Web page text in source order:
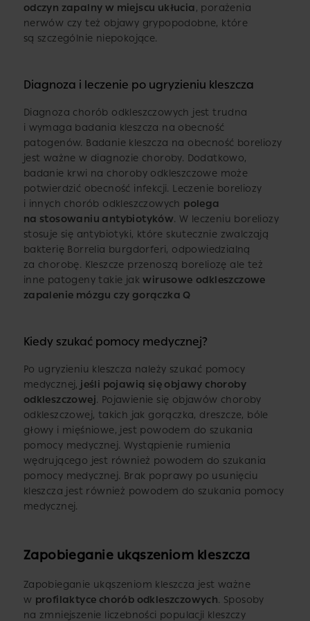
odczyn zapalny w miejscu ukłucia, porażenia
nerwów czy też objawy grypopodobne, które
są szczególnie niepokojące.
Diagnoza i leczenie po ugryzieniu kleszcza
Diagnoza chorób odkleszczowych jest trudna
i wymaga badania kleszcza na obecność
patogenów. Badanie kleszcza na obecność boreliozy
jest ważne w diagnozie choroby. Dodatkowo,
badanie krwi na choroby odkleszczowe może
potwierdzić obecność infekcji. Leczenie boreliozy
i innych chorób odkleszczowych polega
na stosowaniu antybiotyków. W leczeniu boreliozy
stosuje się antybiotyki, które skutecznie zwalczają
bakterię Borrelia burgdorferi, odpowiedzialną
za chorobę. Kleszcze przenoszą boreliozę ale też
inne patogeny takie jakwirusowe odkleszczowe
zapalenie mózgu czy gorączka Q
Kiedy szukać pomocy medycznej?
Po ugryzieniu kleszcza należy szukać pomocy
medycznej, jeśli pojawią się objawy choroby
odkleszczowej. Pojawienie się objawów choroby
odkleszczowej, takich jak gorączka, dreszcze, bóle
głowy i mięśniowe, jest powodem do szukania
pomocy medycznej. Wystąpienie rumienia
wędrującego jest również powodem do szukania
pomocy medycznej. Brak poprawy po usunięciu
kleszcza jest również powodem do szukania pomocy
medycznej.
Zapobieganie ukąszeniom kleszcza
Zapobieganie ukąszeniom kleszcza jest ważne
w profilaktyce chorób odkleszczowych. Sposoby
na zmniejszenie liczebności populacji kleszczy